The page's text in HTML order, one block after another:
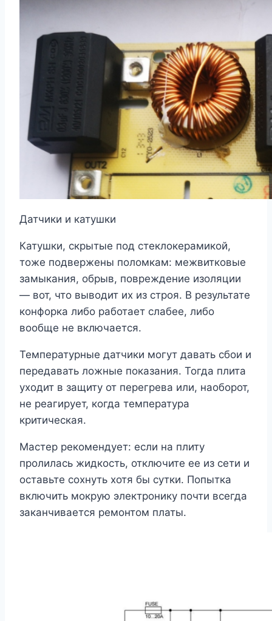
Датчики и катушки
Катушки, скрытые под стеклокерамикой,
тоже подвержены поломкам: межвитковые
замыкания, обрыв, повреждение изоляции
― вот, что выводит их из строя. В результате
конфорка либо работает слабее, либо
вообще не включается.
Температурные датчики могут давать сбои и
передавать ложные показания. Тогда плита
уходит в защиту от перегрева или, наоборот,
не реагирует, когда температура
критическая.
Мастер рекомендует: если на плиту
пролилась жидкость, отключите ее из сети и
оставьте сохнуть хотя бы сутки. Попытка
включить мокрую электронику почти всегда
заканчивается ремонтом платы.